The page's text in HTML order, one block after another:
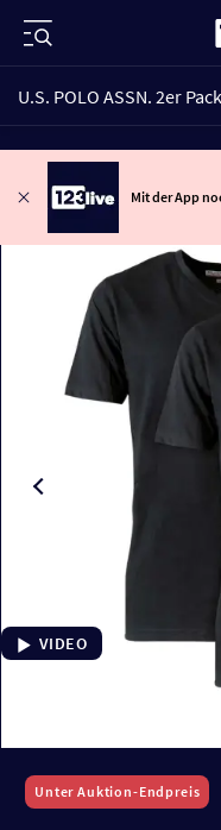
U.S. POLO ASSN. 2er
Mit der App
VIDEO
Unter Auktion-Endpreis